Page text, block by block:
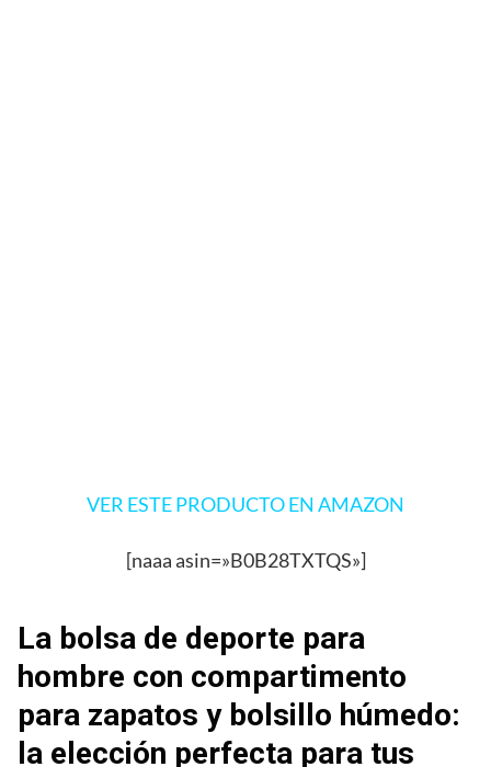
VER ESTE PRODUCTO EN AMAZON
[naaa asin=»B0B28TXTQS»]
La bolsa de deporte para
hombre con compartimento
para zapatos y bolsillo húmedo:
la elección perfecta para tus